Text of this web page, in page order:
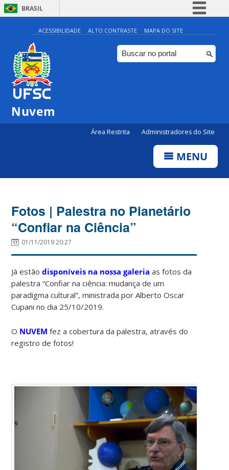
BRASIL
Simplifique!
Comunica BR
Participe
ACESSIBILIDADE ALTO CONTRASTE MAPA DO SITE
Nuvem
Área Restrita Administradores do Site
MENU
Fotos | Palestra no Planetário
“Confiar na Ciência”
01/11/2019 20:27
Já estãodisponíveis na nossa galeria as fotos da
palestra “Confiar na ciência: mudança de um
paradigma cultural”, ministrada por Alberto Oscar
Cupani no dia 25/10/2019.
O NUVEM fez a cobertura da palestra, através do
registro de fotos!